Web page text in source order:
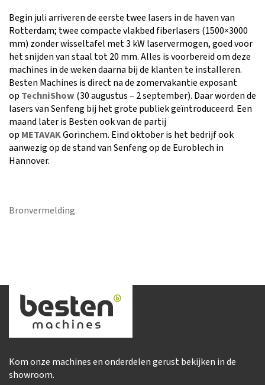
Begin juli arriveren de eerste twee lasers in de haven van
Rotterdam; twee compacte vlakbed fiberlasers (1500×3000
mm) zonder wisseltafel met 3 kW laservermogen, goed voor
het snijden van staal tot 20 mm. Alles is voorbereid om deze
machines in de weken daarna bij de klanten te installeren.
Besten Machines is direct na de zomervakantie exposant
op TechniShow (30 augustus – 2 september). Daar worden de
lasers van Senfeng bij het grote publiek geïntroduceerd. Een
maand later is Besten ook van de partij
op METAVAKGorinchem. Eind oktober is het bedrijf ook
aanwezig op de stand van Senfeng op de Euroblech in
Hannover.
Bronvermelding
Kom onze machines en onderdelen gerust bekijken in de
showroom.